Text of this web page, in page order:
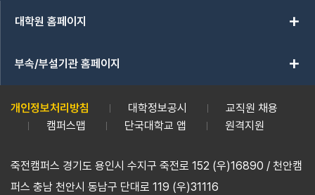
대학원 홈페이지 add
부속/부설기관 홈페이지 add
개인정보처리방침 대학정보공시
교직원 채용
캠퍼스맵
단국대학교 앱 원격지원
죽전캠퍼스 경기도 용인시 수지구 죽전로 152 (우)16890 / 천안캠
퍼스 충남 천안시 동남구 단대로 119 (우)31116